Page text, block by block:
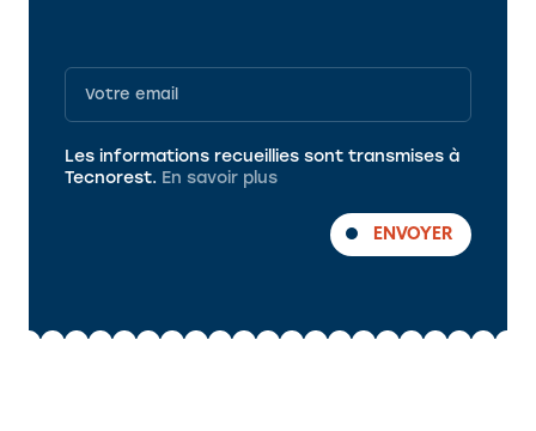
Programme
Les informations recueillies sont transmises à
Tecnorest. En savoir plus
ENVOYER